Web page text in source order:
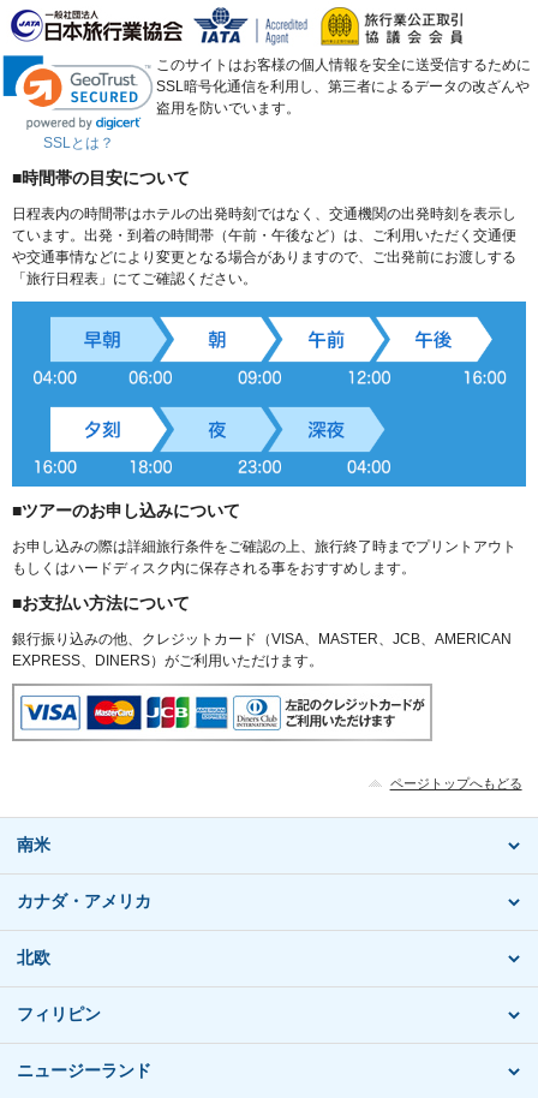
SSLとは？
このサイトはお客様の個人情報を安全に送受信するために
SSL暗号化通信を利用し、第三者によるデータの改ざんや
盗用を防いでいます。
■時間帯の目安について
日程表内の時間帯はホテルの出発時刻ではなく、交通機関の出発時刻を表示し
ています。出発・到着の時間帯（午前・午後など）は、ご利用いただく交通便
や交通事情などにより変更となる場合がありますので、ご出発前にお渡しする
「旅行日程表」にてご確認ください。
■ツアーのお申し込みについて
お申し込みの際は詳細旅行条件をご確認の上、旅行終了時までプリントアウト
もしくはハードディスク内に保存される事をおすすめします。
■お支払い方法について
銀行振り込みの他、クレジットカード（VISA、MASTER、JCB、AMERICAN
EXPRESS、DINERS）がご利用いただけます。
ページトップへもどる
南米
カナダ・アメリカ
北欧
フィリピン
ニュージーランド